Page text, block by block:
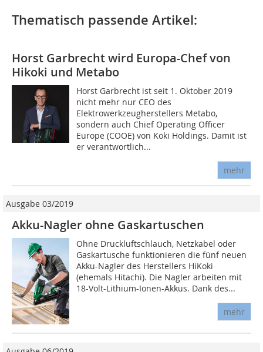
Thematisch passende Artikel:
Horst Garbrecht wird Europa-Chef von
Hikoki und Metabo
Horst Garbrecht ist seit 1. Oktober 2019
nicht mehr nur CEO des
Elektrowerkzeugherstellers Metabo,
sondern auch Chief Operating Officer
Europe (COOE) von Koki Holdings. Damit ist
er verantwortlich...
mehr
Ausgabe 03/2019
Akku-Nagler ohne ­Gaskartuschen
Ohne Druckluftschlauch, Netzkabel oder
Gaskartusche funktionieren die fünf neuen
Akku-Nagler des Herstellers HiKoki
(ehemals Hitachi). Die Nagler arbeiten mit
18-Volt-Lithium-Io­nen-Akkus. Dank des...
mehr